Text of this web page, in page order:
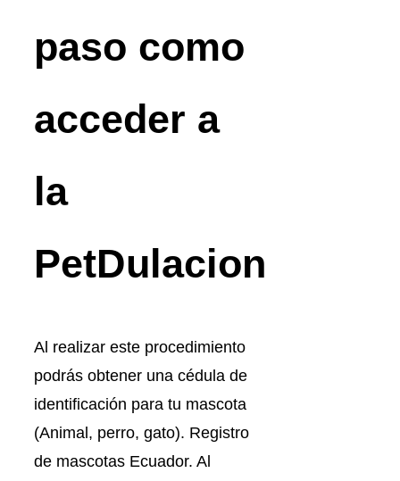
paso como
acceder a
la
PetDulacion
Al realizar este procedimiento
podrás obtener una cédula de
identificación para tu mascota
(Animal, perro, gato). Registro
de mascotas Ecuador. Al